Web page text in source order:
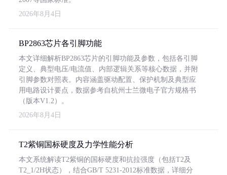
2026年8月4日
BP2863芯片各引脚功能
本文详细解析BP2863芯片的引脚功能及参数，包括各引脚
定义、典型电压/电流值、内部逻辑关系等核心数据，并附
引脚参数对照表。内容涵盖驱动配置、保护机制及典型应
用电路设计要点，数据参考自杭州士兰微电子官方规格书
（版本V1.2）。
2026年8月4日
T2紫铜国标硬度及力学性能分析
本文系统解读T2紫铜的国标硬度和抗拉强度（包括T2及
T2_1/2H状态），结合GB/T 5231-2012标准数据，详细分